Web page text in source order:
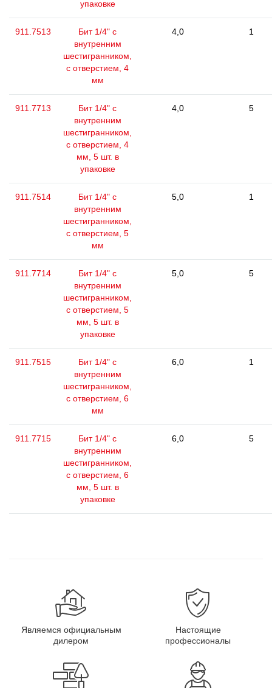
упаковке
911.7513
Бит 1/4" с
внутренним
шестигранником,
с отверстием, 4
мм
4,0 1
911.7713
Бит 1/4" с
внутренним
шестигранником,
с отверстием, 4
мм, 5 шт. в
упаковке
4,0 5
911.7514
Бит 1/4" с
внутренним
шестигранником,
с отверстием, 5
мм
5,0 1
911.7714
Бит 1/4" с
внутренним
шестигранником,
с отверстием, 5
мм, 5 шт. в
упаковке
5,0 5
911.7515
Бит 1/4" с
внутренним
шестигранником,
с отверстием, 6
мм
6,0 1
911.7715
Бит 1/4" с
внутренним
шестигранником,
с отверстием, 6
мм, 5 шт. в
упаковке
6,0 5
Являемся официальным
дилером
Настоящие
профессионалы